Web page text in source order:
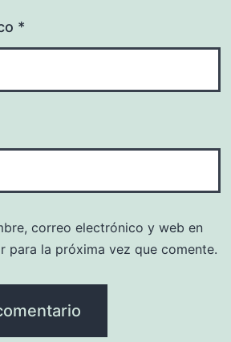
*
correo electrónico y web en
para la próxima vez que comente.